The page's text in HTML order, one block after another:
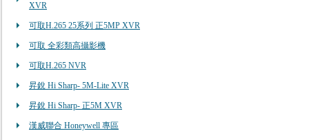
XVR
可取H.265 25系列 正5MP XVR
可取 全彩類高攝影機
可取H.265 NVR
昇銳 Hi Sharp- 5M-Lite XVR
昇銳 Hi Sharp- 正5M XVR
漢威聯合 Honeywell 專區